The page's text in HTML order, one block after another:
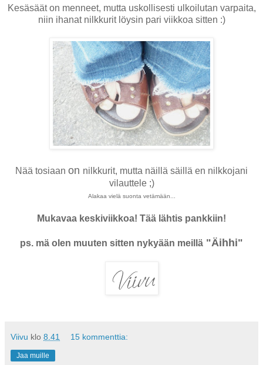
Kesäsäät on menneet, mutta uskollisesti ulkoilutan varpaita,
niin ihanat nilkkurit löysin pari viikkoa sitten :)
Nää tosiaan on nilkkurit, mutta näillä säillä en nilkkojani
vilauttele ;)
Alakaa vielä suonta vetämään...
Mukavaa keskiviikkoa! Tää lähtis pankkiin!
ps. mä olen muuten sitten nykyään meillä "Äihhi"
Viivu klo 8.41 15 kommenttia:
Jaa muille